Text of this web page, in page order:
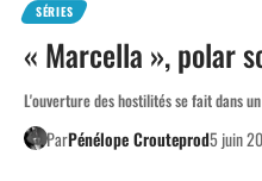
SÉRIES
« Marcella », polar
L'ouverture des hostilités se fait dans
ParPénélope Crouteprod5 juin